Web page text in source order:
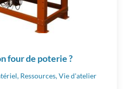
four de poterie ?
, Ressources,Vie d'atelier